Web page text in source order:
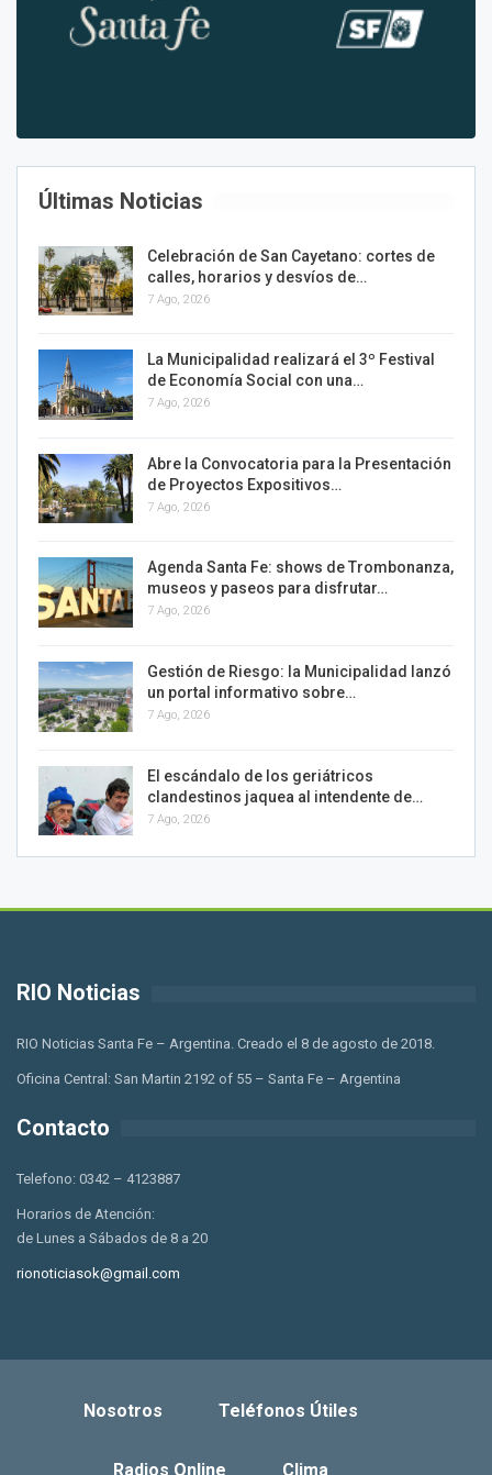
Últimas Noticias
Celebración de San Cayetano: cortes de
calles, horarios y desvíos de…
7 Ago, 2026
La Municipalidad realizará el 3º Festival
de Economía Social con una…
7 Ago, 2026
Abre la Convocatoria para la Presentación
de Proyectos Expositivos…
7 Ago, 2026
Agenda Santa Fe: shows de Trombonanza,
museos y paseos para disfrutar…
7 Ago, 2026
Gestión de Riesgo: la Municipalidad lanzó
un portal informativo sobre…
7 Ago, 2026
El escándalo de los geriátricos
clandestinos jaquea al intendente de…
7 Ago, 2026
RIO Noticias
RIO Noticias Santa Fe – Argentina. Creado el 8 de agosto de 2018.
Oficina Central: San Martin 2192 of 55 – Santa Fe – Argentina
Contacto
Telefono: 0342 – 4123887
Horarios de Atención:
de Lunes a Sábados de 8 a 20
rionoticiasok@gmail.com
Nosotros Teléfonos Útiles
Radios Online Clima